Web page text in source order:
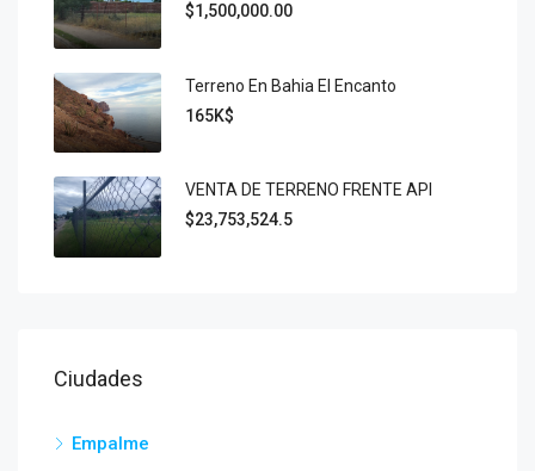
$1,500,000.00
Terreno En Bahia El Encanto
165K$
VENTA DE TERRENO FRENTE API
$23,753,524.5
Ciudades
Empalme